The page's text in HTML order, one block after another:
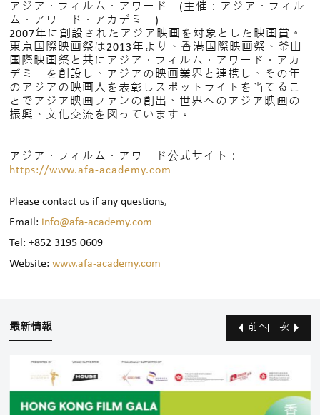
アジア・フィルム・アワード (主催：アジア・フィル
ム・アワード・アカデミー)
2007年に創設されたアジア映画を対象とした映画賞。
東京国際映画祭は2013年より、香港国際映画祭、釜山
国際映画祭と共にアジア・フィルム・アワード・アカ
デミーを創設し、アジアの映画業界と連携し、その年
のアジアの映画人を表彰しスポットライトを当てるこ
とでアジア映画ファンの創出、世界へのアジア映画の
振興、文化交流を図っています。
アジア・フィルム・アワード公式サイト：
https://www.afa-academy.com
Please contact us if any questions,
Email: info@afa-academy.com
Tel: +852 3195 0609
Website:www.afa-academy.com
最新情報 前へ 次